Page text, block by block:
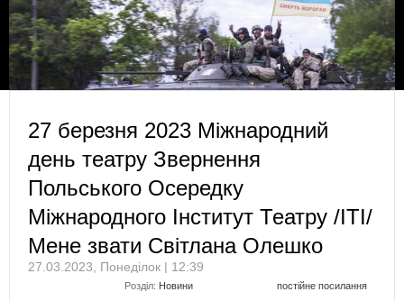
27 березня 2023 Міжнародний
день театру Звернення
Польського Осередку
Міжнародного Інститут Театру /ITI/
Мене звати Світлана Олешко
27.03.2023, Понеділок | 12:39
Розділ: Новини постійне посилання